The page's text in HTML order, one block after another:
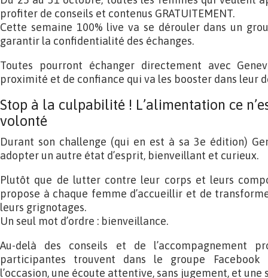
profiter de conseils et contenus GRATUITEMENT.
Cette semaine 100% live va se dérouler dans un
garantir la confidentialité des échanges.
Toutes pourront échanger directement avec
proximité et de confiance qui va les booster dans leur
Stop à la culpabilité ! L’alimentation ce
volonté
Durant son challenge (qui en est à sa 3e édition)
adopter un autre état d’esprit, bienveillant et curieux.
Plutôt que de lutter contre leur corps et leurs
propose à chaque femme d’accueillir et de
leurs grignotages.
Un seul mot d’ordre : bienveillance.
Au-delà des conseils et de l’accompagnement
participantes trouvent dans le groupe
l’occasion, une écoute attentive, sans jugement, et une